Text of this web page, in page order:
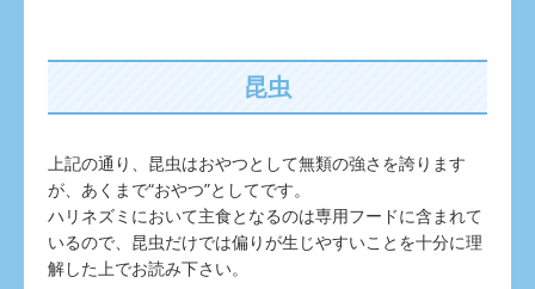
昆虫
上記の通り、昆虫はおやつとして無類の強さを誇ります
が、あくまで“おやつ”としてです。
ハリネズミにおいて主食となるのは専用フードに含まれて
いるので、昆虫だけでは偏りが生じやすいことを十分に理
解した上でお読み下さい。